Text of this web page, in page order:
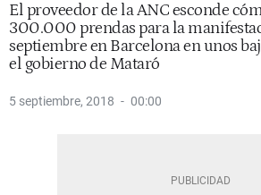
El proveedor de la ANC esconde
300.000 prendas para la
septiembre en Barcelona en unos
el gobierno de Mataró
5 septiembre, 2018 00:00